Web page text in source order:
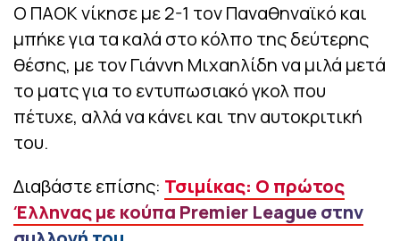
Ο ΠΑΟΚ νίκησε με 2-1 τον Παναθηναϊκό και
μπήκε για τα καλά στο κόλπο της δεύτερης
θέσης, με τον Γιάννη Μιχαηλίδη να μιλά μετά
το ματς για το εντυπωσιακό γκολ που
πέτυχε, αλλά να κάνει και την αυτοκριτική
του.
Διαβάστε επίσης: Τσιμίκας: Ο πρώτος
Έλληνας με κούπα Premier League στην